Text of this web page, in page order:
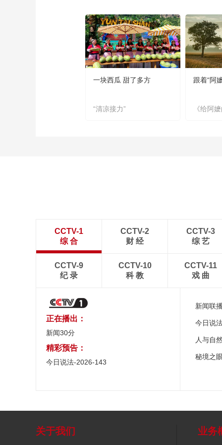
一块西瓜 甜了多方
“清凉接力”
跟着“阿
《给阿
CCTV-1
综 合
CCTV-2
财 经
CCTV-3
综 艺
CCTV-9
纪 录
CCTV-10
科 教
CCTV-11
戏 曲
正在播出：
新闻30分
精彩预告：
今日说法-2026-143
新闻联
今日说
人与自
秘境之
关于我们 业务